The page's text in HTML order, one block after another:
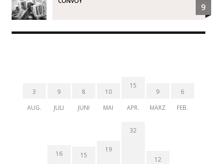
9
3
AUG.
9
JULI
8
JUNI
10
MAI
15
APR.
9
MÄRZ
6
FEB.
16 15
19
32
12